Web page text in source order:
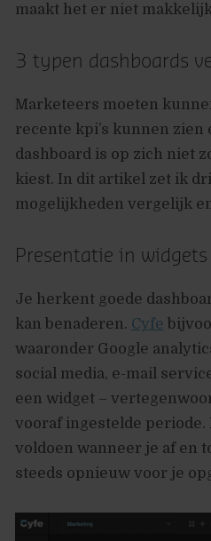
maakt het er niet
3 typen dashboards
Marketeers moeten
recente kpi’s kunnen zien
dashboard is op zich niet
kiest. In dit artikel zet ik
mogelijkheden vergelijk
Presentatie in widgets
Je herkent goede
kan benaderen. Cyfe
waaronder Google
social media, e-mail
een widget –
vooraf ingestelde periode.
voldoen wanneer je af en
steeds opnieuw voor je